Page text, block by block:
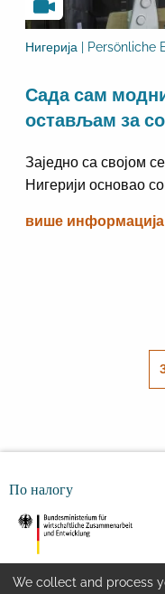
Нигерија | Persönliche
Сада сам
остављам за
Заједно са својом
Нигерији основао
више информација
По налогу
We collect and process